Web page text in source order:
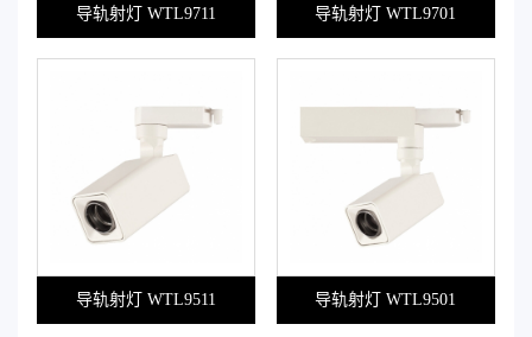
导轨射灯 WTL9711 导轨射灯 WTL9701
导轨射灯 WTL9511 导轨射灯 WTL9501